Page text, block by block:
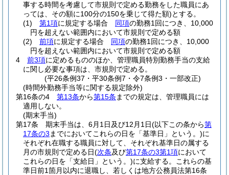
事する時間を考慮して市規則で定める勤務をした職員にあ
っては、その額に100分の150を乗じて得た額)とする。
(1)
第1項に規定する場合 同項の勤務1回につき、10,000
円を超えない範囲内において市規則で定める額
(2)
前項に規定する場合 同項の勤務1回につき、10,000
円を超えない範囲内において市規則で定める額
4
前3項に定めるもののほか、管理職員特別勤務手当の支給
に関し必要な事項は、市規則で定める。
(平26条例37・平30条例7・令7条例3・一部改正)
(時間外勤務手当等に関する規定除外)
第16条の4
第13条から第15条 までの規定は、管理職員には
適用しない。
(期末手当)
第17条
期末手当は、6月1日及び12月1日(以下この条から第
17条の3 までにおいてこれらの日を「基準日」という。)に
それぞれ在職する職員に対して、それぞれ基準日の属する
月の市規則で定める日(次条及び第17条の3第1項において
これらの日を「支給日」という。)に支給する。
これらの基
準日前1箇月以内に退職し、若しくは地方公務員法第16条